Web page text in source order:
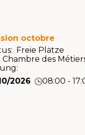
octobre
Freie Plätze
Chambre des
2026
08:00 -